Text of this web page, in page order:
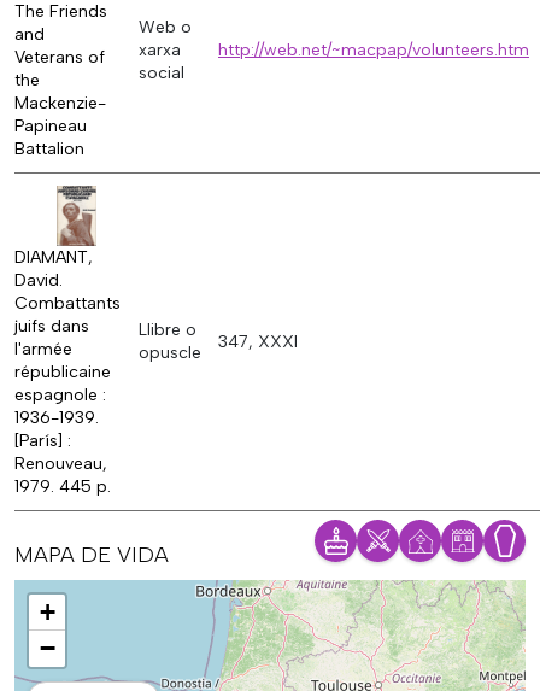
The Friends
and
Veterans of
the
Mackenzie-
Papineau
Battalion
Web o
xarxa
social
http://web.net/~macpap/volunteers.htm
DIAMANT,
David.
Combattants
juifs dans
l'armée
républicaine
espagnole :
1936-1939.
[París] :
Renouveau,
1979. 445 p.
Llibre o
opuscle
347, XXXI
MAPA DE VIDA
Mapa
+
−